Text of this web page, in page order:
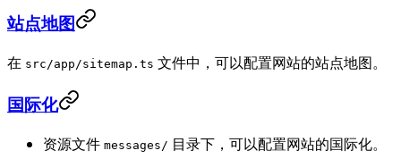
站点地图
在 src/app/sitemap.ts 文件中，可以配置网站的站点地图。
国际化
资源文件 messages/ 目录下，可以配置网站的国际化。